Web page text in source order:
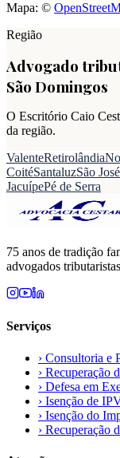
Mapa: ©
Região
Advogado
São Domingos
O Escritório Caio
da região.
ValenteRetirolândia
CoitéSantaluzSão
JacuípePé de Serra
75 anos de tradição
advogados
Serviços
› Consultoria e
› Recuperação
› Defesa em
› Isenção de
› Isenção do
› Recuperação